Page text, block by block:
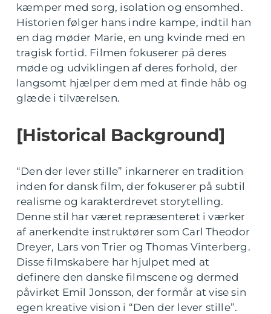
kæmper med sorg, isolation og ensomhed.
Historien følger hans indre kampe, indtil han
en dag møder Marie, en ung kvinde med en
tragisk fortid. Filmen fokuserer på deres
møde og udviklingen af deres forhold, der
langsomt hjælper dem med at finde håb og
glæde i tilværelsen.
[Historical Background]
“Den der lever stille” inkarnerer en tradition
inden for dansk film, der fokuserer på subtil
realisme og karakterdrevet storytelling.
Denne stil har været repræsenteret i værker
af anerkendte instruktører som Carl Theodor
Dreyer, Lars von Trier og Thomas Vinterberg.
Disse filmskabere har hjulpet med at
definere den danske filmscene og dermed
påvirket Emil Jonsson, der formår at vise sin
egen kreative vision i “Den der lever stille”.